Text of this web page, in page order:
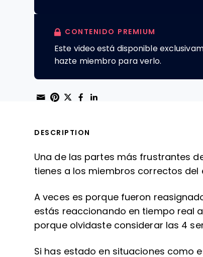
CONTENIDO PREMIUM
Este video está disponible
hazte miembro para verlo.
Share through Email
Print this page
Share on Pinterest
Share on Twitter
Share on Facebook
DESCRIPTION
Una de las partes más frustrantes
tienes a los miembros correctos
A veces es porque fueron
estás reaccionando en tiempo real
porque olvidaste considerar las 4
Si has estado en situaciones como